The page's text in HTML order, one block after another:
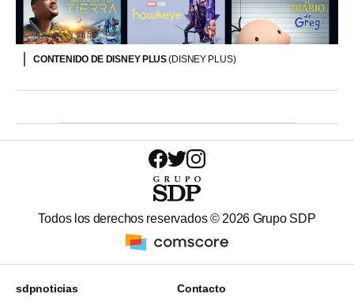
CONTENIDO DE DISNEY PLUS(DISNEY PLUS)
Todos los derechos reservados © 2026 Grupo SDP
sdpnoticias Contacto